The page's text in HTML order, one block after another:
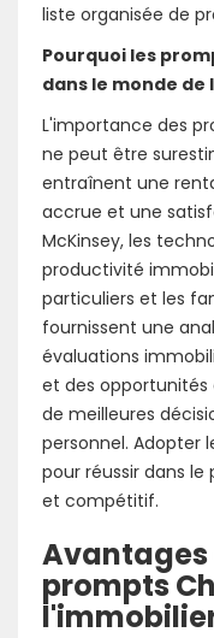
liste organisée de
Pourquoi les
dans le monde
L'importance des
ne peut être
entraînent une
accrue et une
McKinsey, les
productivité
particuliers et les
fournissent une
évaluations
et des opportunités
de meilleures
personnel. Adopter
pour réussir dans
et compétitif.
prompts